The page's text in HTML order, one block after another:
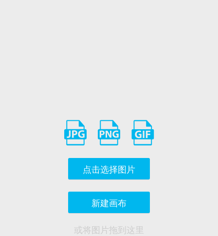
点击选择图片
新建画布
或将图片拖到这里